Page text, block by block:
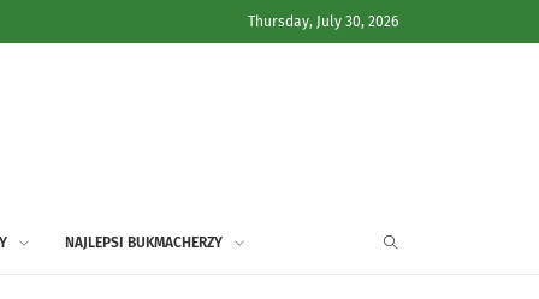
Thursday, July 30, 2026
NAJLEPSI BUKMACHERZY